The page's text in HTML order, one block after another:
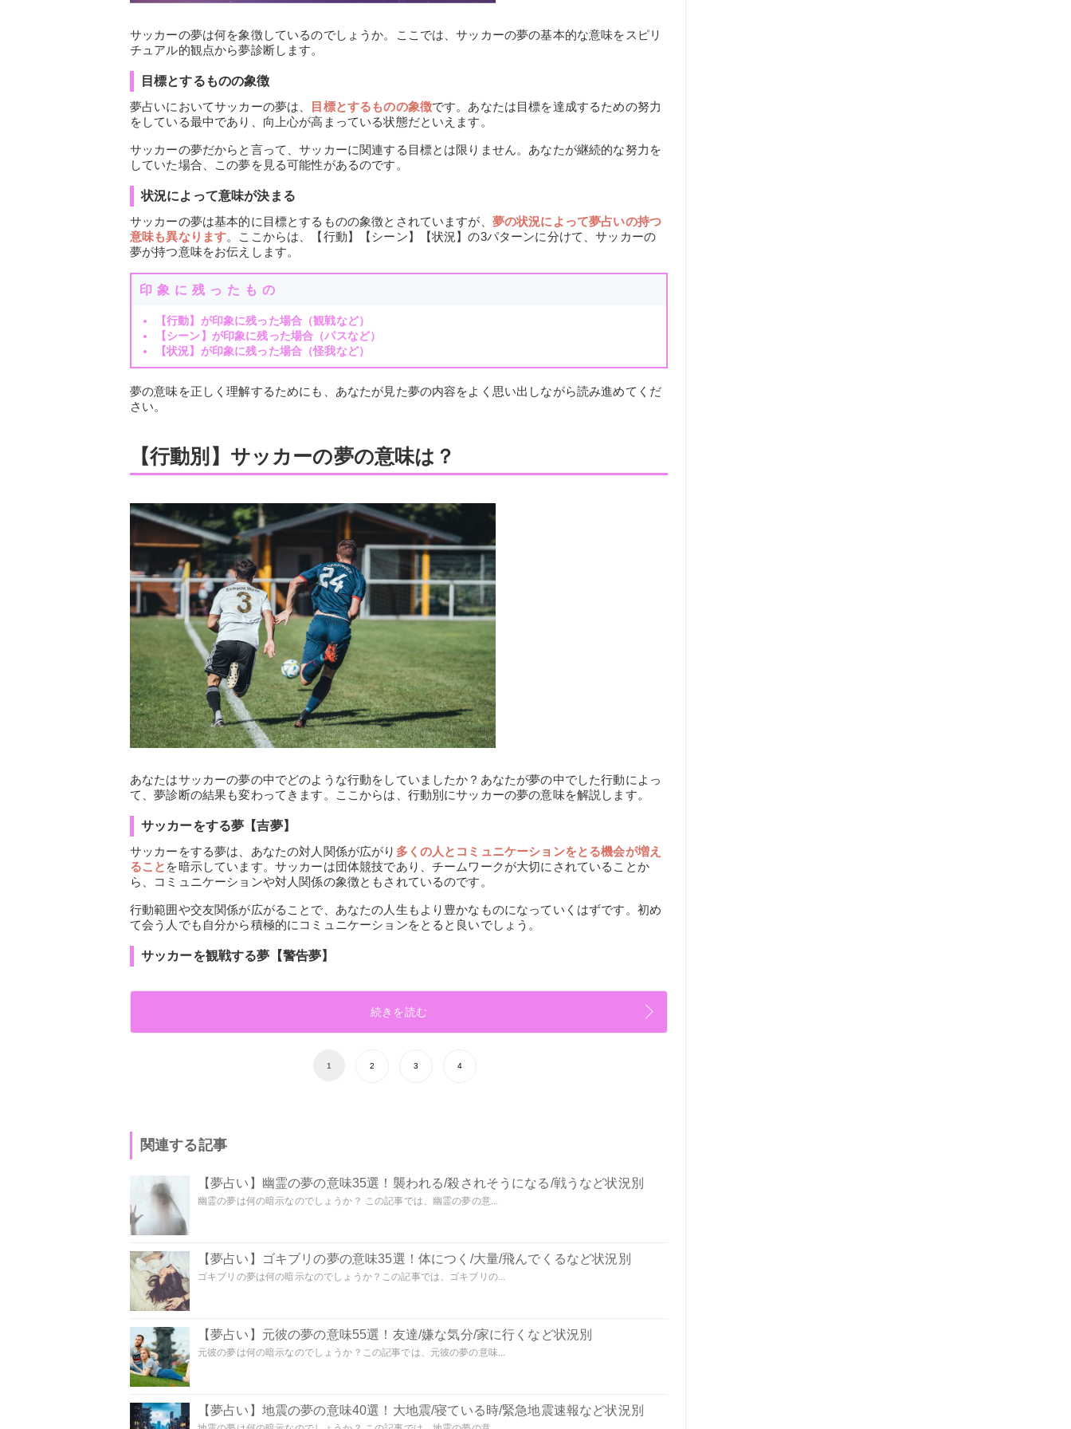
サッカーの夢は何を象徴しているのでしょうか。ここでは、サッカーの夢の基本的な意味をスピリ
チュアル的観点から夢診断します。
目標とするものの象徴
夢占いにおいてサッカーの夢は、
目標とするものの象徴です。あなたは目標を達成するための努力
をしている最中であり、向上心が高まっている状態だといえます。
サッカーの夢だからと言って、サッカーに関連する目標とは限りません。あなたが継続的な努力を
していた場合、この夢を見る可能性があるのです。
状況によって意味が決まる
サッカーの夢は基本的に目標とするものの象徴とされていますが、 夢の状況によって夢占いの持つ
意味も異なります。ここからは、【行動】【シーン】【状況】の3パターンに分けて、サッカーの
夢が持つ意味をお伝えします。
印象に残ったもの
【行動】が印象に残った場合（観戦など）
【シーン】が印象に残った場合（パスなど）
【状況】が印象に残った場合（怪我など）
夢の意味を正しく理解するためにも、あなたが見た夢の内容をよく思い出しながら読み進めてくだ
さい。
【行動別】サッカーの夢の意味は？
あなたはサッカーの夢の中でどのような行動をしていましたか？あなたが夢の中でした行動によっ
て、夢診断の結果も変わってきます。ここからは、行動別にサッカーの夢の意味を解説します。
サッカーをする夢【吉夢】
サッカーをする夢は、あなたの対人関係が広がり 多くの人とコミュニケーションをとる機会が増え
ること を暗示しています。サッカーは団体競技であり、チームワークが大切にされていることか
ら、コミュニケーションや対人関係の象徴ともされているのです。
行動範囲や交友関係が広がることで、あなたの人生もより豊かなものになっていくはずです。初め
て会う人でも自分から積極的にコミュニケーションをとると良いでしょう。
サッカーを観戦する夢【警告夢】
続きを読む
1 2 3 4
関連する記事
【夢占い】幽霊の夢の意味35選！襲われる/殺されそうになる/戦うなど状況別
幽霊の夢は何の暗示なのでしょうか？ この記事では、幽霊の夢の意...
【夢占い】ゴキブリの夢の意味35選！体につく/大量/飛んでくるなど状況別
ゴキブリの夢は何の暗示なのでしょうか？この記事では、ゴキブリの...
【夢占い】元彼の夢の意味55選！友達/嫌な気分/家に行くなど状況別
元彼の夢は何の暗示なのでしょうか？この記事では、元彼の夢の意味...
【夢占い】地震の夢の意味40選！大地震/寝ている時/緊急地震速報など状況別